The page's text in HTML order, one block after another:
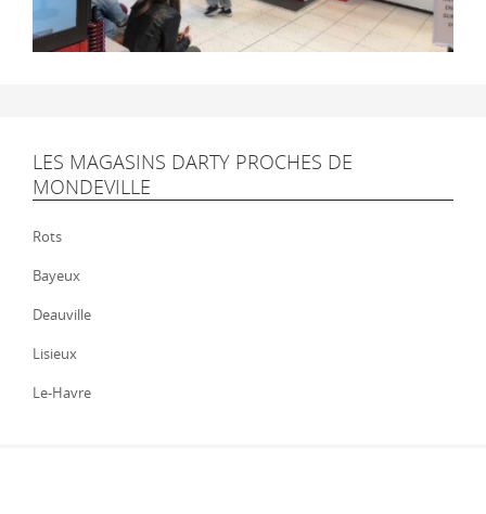
LES MAGASINS DARTY PROCHES DE
MONDEVILLE
Rots
Bayeux
Deauville
Lisieux
Le-Havre